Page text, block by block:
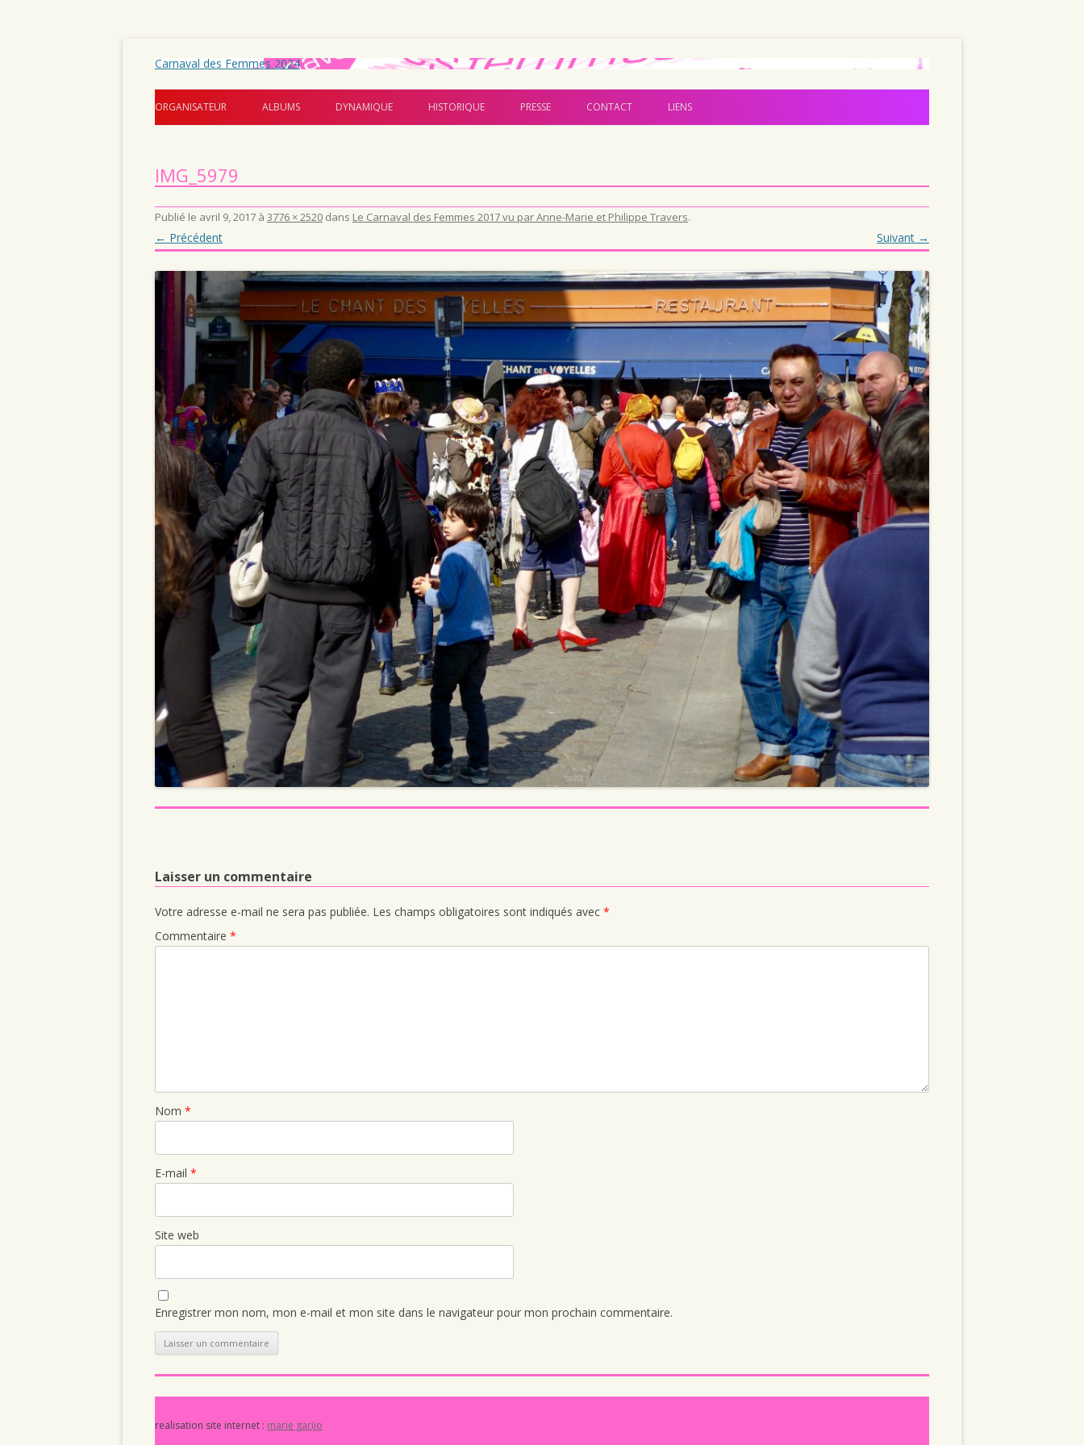
Carnaval des Femmes 2024
Aller au contenu principal
ORGANISATEUR ALBUMS DYNAMIQUE HISTORIQUE PRESSE CONTACT LIENS
IMG_5979
Publié le avril 9, 2017 à 3776 × 2520 dans Le Carnaval des Femmes 2017 vu par Anne-Marie et Philippe Travers.
← Précédent Suivant →
Laisser un commentaire
Votre adresse e-mail ne sera pas publiée. Les champs obligatoires sont indiqués avec *
Commentaire *
Nom *
E-mail *
Site web
Enregistrer mon nom, mon e-mail et mon site dans le navigateur pour mon prochain commentaire.
realisation site internet : marie garijo